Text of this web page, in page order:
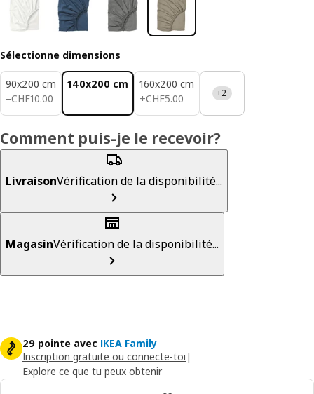
Sélectionne dimensions
90x200 cm
−CHF10.00
CHF 10.00
140x200 cm
160x200 cm
+CHF5.00
CHF 5.00 +2
Comment puis-je le recevoir?
LivraisonVérification de la disponibilité...
MagasinVérification de la disponibilité...
29 pointe avec IKEA Family
Inscription gratuite ou connecte-toi |
Explore ce que tu peux obtenir